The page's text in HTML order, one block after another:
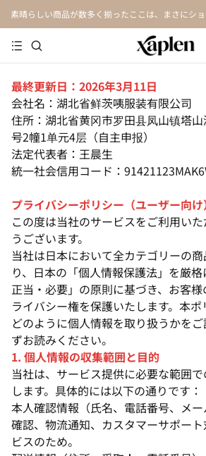
素晴らしい商品が数多く揃ったここは、まさにショ
最終更新日：2026年3月11日
会社名：湖北省鲜茨咦服装有限公司
住所：湖北省黄冈市罗田县凤山镇塔
号2幢1单元4层（自主申报）
法定代表者：王晨生
統一社会信用コード：
プライバシーポリシー（ユーザー向け
この度は当社のサービスをご利用い
うございます。
当社は日本において全カテゴリーの
り、日本の「個人情報保護法」を厳格
正当・必要」の原則に基づき、お客
ライバシー権を保護いたします。本
どのように個人情報を取り扱うかを
ずお読みください。
1. 個人情報の収集範囲と目的
当社は、サービス提供に必要な範囲
します。具体的には以下の通りです：
本人確認情報（氏名、電話番号、メ
確認、物流通知、カスタマーサポー
ビスのため。